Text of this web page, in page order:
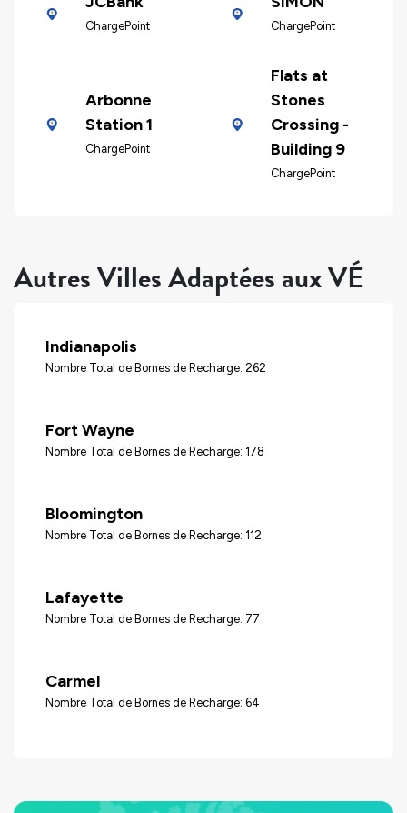
ChargePoint ChargePoint
Arbonne
Station 1
ChargePoint
Flats at
Stones
Crossing -
Building 9
ChargePoint
Autres Villes Adaptées aux VÉ
Indianapolis
Nombre Total de Bornes de Recharge: 262
Fort Wayne
Nombre Total de Bornes de Recharge: 178
Bloomington
Nombre Total de Bornes de Recharge: 112
Lafayette
Nombre Total de Bornes de Recharge: 77
Carmel
Nombre Total de Bornes de Recharge: 64